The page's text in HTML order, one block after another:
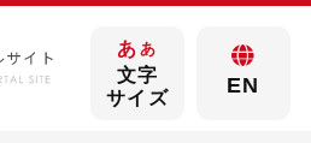
あ あ
文字
サイズ
EN